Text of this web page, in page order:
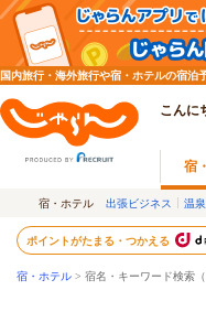
国内旅行・海外旅行や宿・ホテルの宿
こんに
宿
宿・ホテル 出張ビジネス 温
ポイントがたまる・つかえる
宿・ホテル > 宿名・キーワード検索（